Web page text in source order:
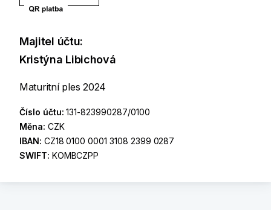
Majitel účtu:
Kristýna Libichová
Maturitní ples 2024
Číslo účtu:131-823990287/0100
Měna: CZK
IBAN: CZ18 0100 0001 3108 2399 0287
SWIFT: KOMBCZPP